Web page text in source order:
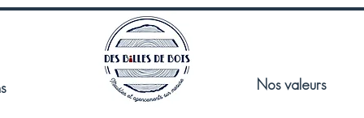
Nos valeurs